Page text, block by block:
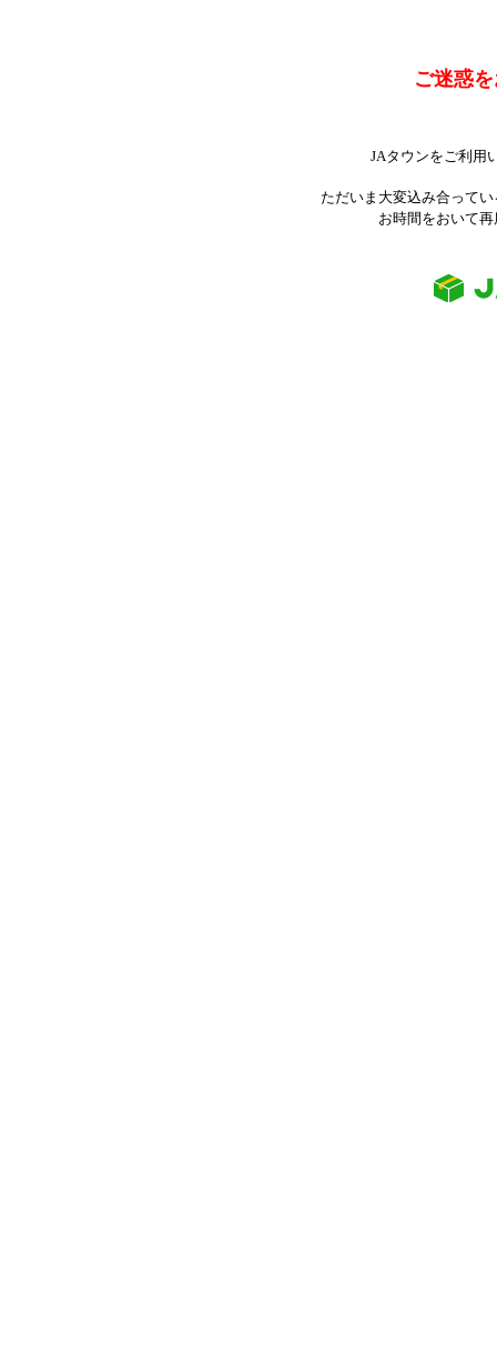
ご迷惑
JAタウンをご利用
ただいま大変込み合って
お時間をおいて